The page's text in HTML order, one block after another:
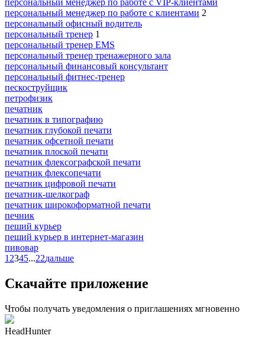
персональный менеджер по работе с клиентами 2
персональный офисный водитель
персональный тренер 1
персональный тренер EMS
персональный тренер тренажерного зала
персональный финансовый консультант
персональный фитнес-тренер
пескоструйщик
петрофизик
печатник
печатник в типографию
печатник глубокой печати
печатник офсетной печати
печатник плоской печати
печатник флексографской печати
печатник флексопечати
печатник цифровой печати
печатник-шелкограф
печатник широкоформатной печати
печник
пеший курьер
пеший курьер в интернет-магазин
пивовар
1 2345...22дальше
Скачайте приложение
Чтобы получать уведомления о приглашениях мгновенно
HeadHunter